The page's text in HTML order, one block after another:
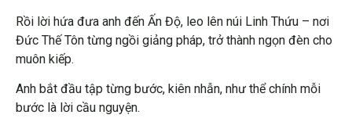
Rồi lời hứa đưa anh đến Ấn Độ, leo lên núi Linh Thứu – nơi
Đức Thế Tôn từng ngồi giảng pháp, trở thành ngọn đèn cho
muôn kiếp.
Anh bắt đầu tập từng bước, kiên nhẫn, như thể chính mỗi
bước là lời cầu nguyện.